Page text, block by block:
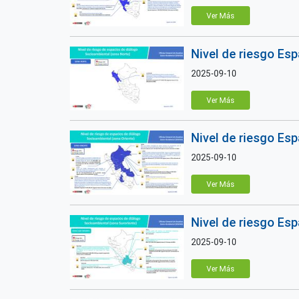
Ver Más
Nivel de riesgo
2025-09-10
Ver Más
Nivel de riesgo
2025-09-10
Ver Más
Nivel de riesgo
2025-09-10
Ver Más